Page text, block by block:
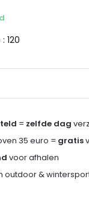
120
= zelfde dag
35 euro = gratis
voor afhalen
outdoor &